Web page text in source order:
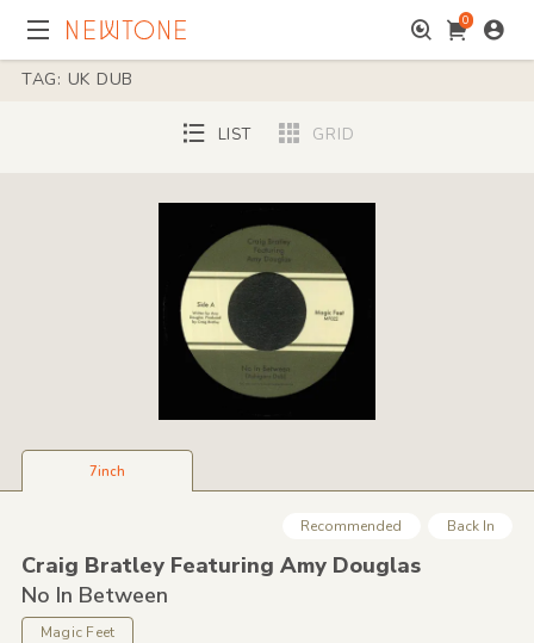
0
TAG: UK DUB
LIST GRID
7inch
Recommended Back In
Craig Bratley Featuring Amy Douglas
No In Between
Magic Feet